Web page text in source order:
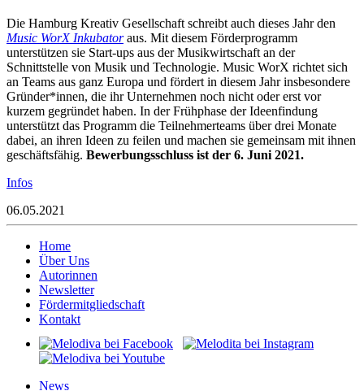
Die Hamburg Kreativ Gesellschaft schreibt auch dieses Jahr den
Music WorX Inkubatoraus. Mit diesem Förderprogramm
unterstützen sie Start-ups aus der Musikwirtschaft an der
Schnittstelle von Musik und Technologie. Music WorX richtet sich
an Teams aus ganz Europa und fördert in diesem Jahr insbesondere
Gründer*innen, die ihr Unternehmen noch nicht oder erst vor
kurzem gegründet haben. In der Frühphase der Ideenfindung
unterstützt das Programm die Teilnehmerteams über drei Monate
dabei, an ihren Ideen zu feilen und machen sie gemeinsam mit ihnen
geschäftsfähig. Bewerbungsschluss ist der 6. Juni 2021.
Infos
06.05.2021
Home
Über Uns
Autorinnen
Newsletter
Fördermitgliedschaft
Kontakt
News